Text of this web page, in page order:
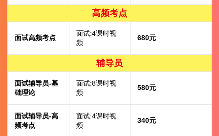
高频考点
面试高频考点
面试:4课时视
频
680元
辅导员
面试辅导员-基
础理论
面试:8课时视
频
580元
面试辅导员-高
频考点
面试:4课时视
频
340元